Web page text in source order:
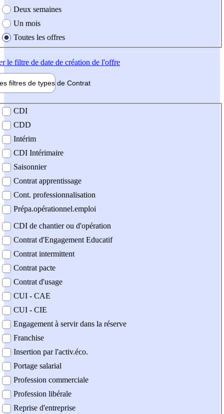
Deux semaines
Un mois
Toutes les offres
le filtre de date de création de l'offre
filtres de types de Contrat
contrat
CDI
CDD
Intérim
CDI Intérimaire
Saisonnier
Contrat apprentissage
Cont. professionnalisation
Prépa.opérationnel.emploi
CDI de chantier ou d'opération
Contrat d'Engagement Educatif
Contrat intermittent
Contrat pacte
Contrat d'usage
CUI - CAE
CUI - CIE
Engagement à servir dans la réserve
Franchise
Insertion par l'activ.éco.
Portage salarial
Profession commerciale
Profession libérale
Reprise d'entreprise